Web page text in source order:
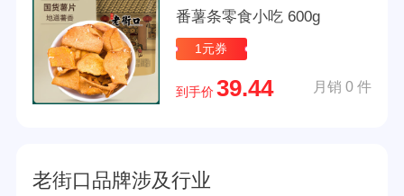
番薯条零食小吃 600g
1元券
到手价 39.44 月销 0 件
老街口品牌涉及行业